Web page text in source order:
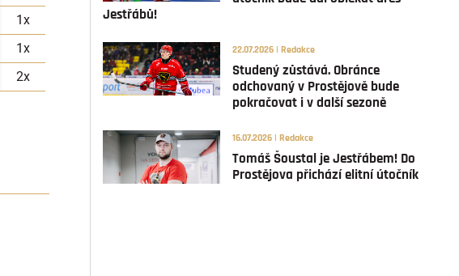
1x
1x
2x
Jestřábů!
22.07.2026 | Redakce
Studený zůstává. Obránce
odchovaný v Prostějově bude
pokračovat i v další sezoně
16.07.2026 | Redakce
Tomáš Šoustal je Jestřábem! Do
Prostějova přichází elitní útočník